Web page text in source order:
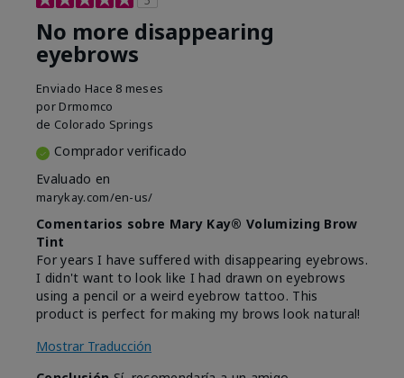
No more disappearing
eyebrows
Enviado Hace 8 meses
por Drmomco
de Colorado Springs
Comprador verificado
Evaluado en
marykay.com/en-us/
Comentarios sobre Mary Kay® Volumizing Brow
Tint
For years I have suffered with disappearing eyebrows.
I didn't want to look like I had drawn on eyebrows
using a pencil or a weird eyebrow tattoo. This
product is perfect for making my brows look natural!
Mostrar Traducción